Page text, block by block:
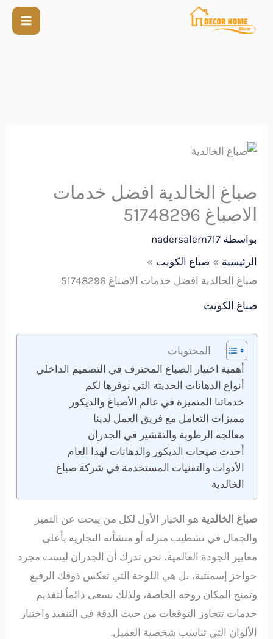
صباغ الخالدية افضل خدمات
الاصباغ 51748296
بواسطة nadersalem717
الرئيسية
صباغ الكويت
صباغ الخالدية افضل خدمات الاصباغ 51748296
صباغ الكويت
المحتويات
أهمية اختيار الصباغ المحترف في التصميم الداخلي
أنواع الدهانات الحديثة التي نوفرها لكم
خدماتنا المتميزة في عالم الأصباغ والديكور
مميزات التعامل مع فريق العمل لدينا
معالجة الرطوبة والتقشير في الجدران
أحدث صيحات الديكور والدهانات لهذا العام
الأدوات والتقنيات المستخدمة في شركة صباغ
الخالدية
صباغ الخالدية هو الخيار الأول لكل من يبحث عن التميز
والجمال في تشطيب منزله أو منشأته التجارية بأعلى
معايير الجودة العالمية، نحن ندرك أن الجدران ليست مجرد
حواجز إسمنتية، بل هي اللوحة التي تعكس ذوقك الرفيع
وتمنح المكان روحه الخاصة، ولذلك نسعى دائماً لتقديم
خدمات تتجاوز التوقعات من حيث الدقة في التنفيذ واختيار
الألوان التي تناسب شخصية العميل.